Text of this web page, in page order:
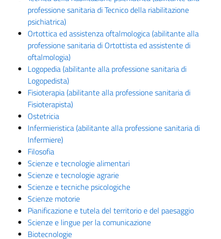
professione sanitaria di Tecnico della riabilitazione
psichiatrica)
Ortottica ed assistenza oftalmologica (abilitante alla
professione sanitaria di Ortottista ed assistente di
oftalmologia)
Logopedia (abilitante alla professione sanitaria di
Logopedista)
Fisioterapia (abilitante alla professione sanitaria di
Fisioterapista)
Ostetricia
Infermieristica (abilitante alla professione sanitaria di
Infermiere)
Filosofia
Scienze e tecnologie alimentari
Scienze e tecnologie agrarie
Scienze e tecniche psicologiche
Scienze motorie
Pianificazione e tutela del territorio e del paesaggio
Scienze e lingue per la comunicazione
Biotecnologie